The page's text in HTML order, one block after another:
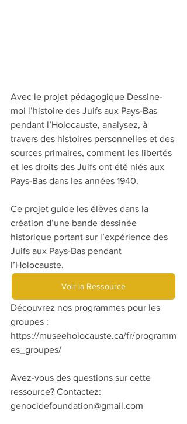
Avec le projet pédagogique Dessine-
moi l’histoire des Juifs aux Pays-Bas
pendant l’Holocauste, analysez, à
travers des histoires personnelles et des
sources primaires, comment les libertés
et les droits des Juifs ont été niés aux
Pays-Bas dans les années 1940.
Ce projet guide les élèves dans la
création d’une bande dessinée
historique portant sur l’expérience des
Juifs aux Pays-Bas pendant
l’Holocauste.
Voir la Ressource
Découvrez nos programmes pour les
groupes :
https://museeholocauste.ca/fr/programm
es_groupes/
Avez-vous des questions sur cette
ressource? Contactez:
genocidefoundation@gmail.com